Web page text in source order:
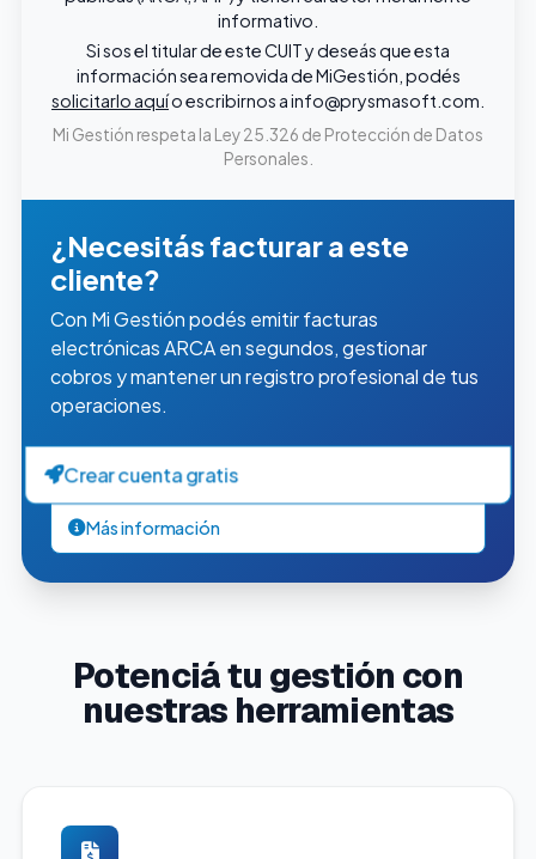
informativo.
Si sos el titular de este CUIT y deseás que esta
información sea removida de MiGestión, podés
solicitarlo aquío escribirnos ainfo@prysmasoft.com
Mi Gestión respeta la Ley 25.326 de Protección de Datos
Personales.
¿Necesitás facturar a este
cliente?
Con Mi Gestión podés emitir facturas
electrónicas ARCA en segundos, gestionar
cobros y mantener un registro profesional de tus
operaciones.
Crear cuenta gratis
Más información
Potenciá tu gestión con
nuestras herramientas